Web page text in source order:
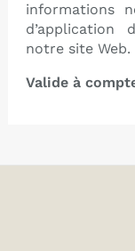
informations
d’application
notre site Web.
Valide à